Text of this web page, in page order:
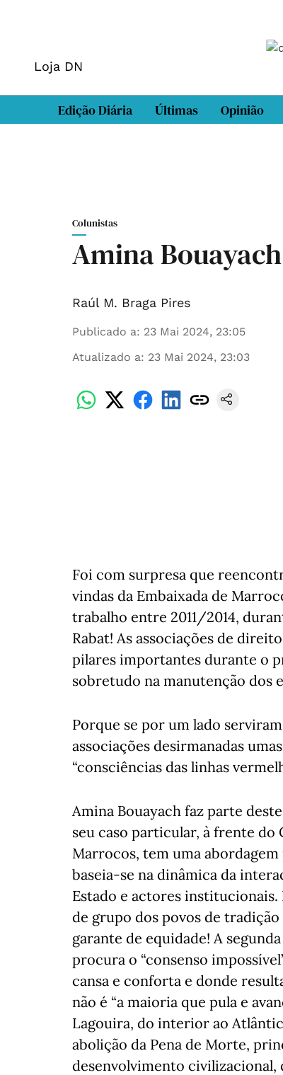
Loja DN
Edição Diária Últimas Opinião
Colunistas
Amina
Raúl M. Braga Pires
Publicado a: 23 Mai 2024, 23:05
Atualizado a: 23 Mai 2024, 23:03
Foi com surpresa que
vindas da Embaixada de
trabalho entre 2011/2014,
Rabat! As associações de
pilares importantes durante o
sobretudo na manutenção dos
Porque se por um lado
associações desirmanadas
“consciências das linhas
Amina Bouayach faz parte
seu caso particular, à frente do
Marrocos, tem uma
baseia-se na dinâmica da
Estado e actores
de grupo dos povos de tradição
garante de equidade! A
procura o “consenso
cansa e conforta e donde
não é “a maioria que pula e
Lagouira, do interior ao
abolição da Pena de Morte,
desenvolvimento